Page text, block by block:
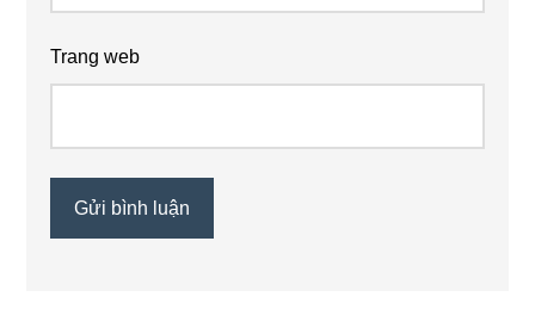
Trang web